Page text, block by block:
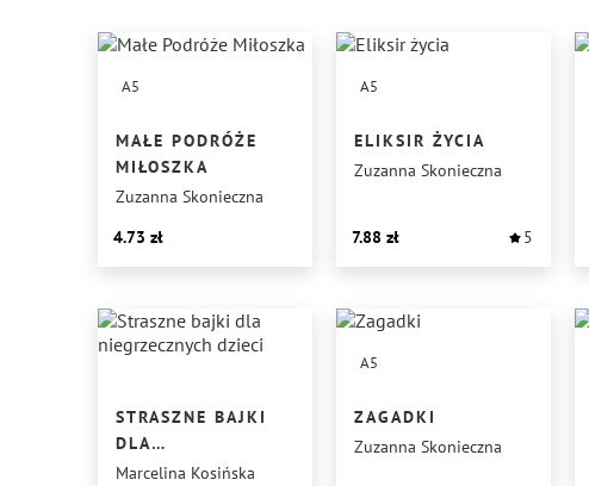
A5
MAŁE PODRÓŻE
MIŁOSZKA
Zuzanna Skonieczna
4.73
A5
ELIKSIR ŻYCIA
Zuzanna Skonieczna
7.88 5
STRASZNE BAJKI
DLA
NIEGRZECZNYCH
Marcelina Kosińska
A5
ZAGADKI
Zuzanna Skonieczna